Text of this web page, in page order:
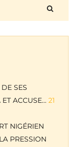
SES
ACCUSE… 21
NIGÉRIEN
PRESSION